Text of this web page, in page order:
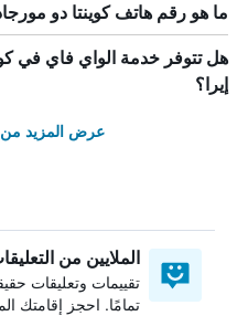
ما هو رقم هاتف كوينتا دو
هل تتوفر خدمة الواي فاي في
إيرا؟
عرض المزيد من
الملايين من
تقييمات وتعليقات
تمامًا. احجز إقامتك